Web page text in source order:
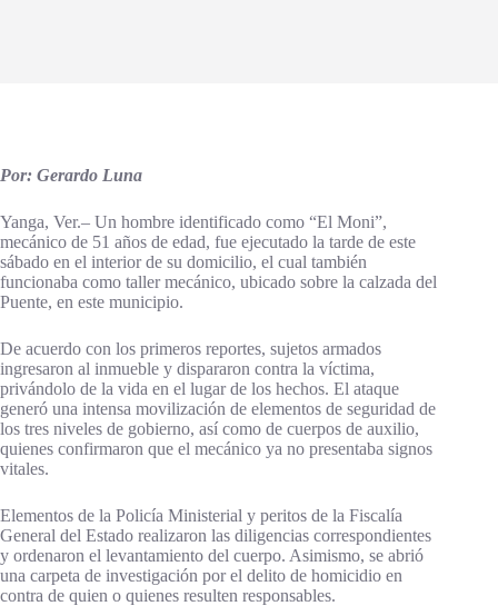
Por: Gerardo Luna
Yanga, Ver.– Un hombre identificado como “El Moni”,
mecánico de 51 años de edad, fue ejecutado la tarde de este
sábado en el interior de su domicilio, el cual también
funcionaba como taller mecánico, ubicado sobre la calzada del
Puente, en este municipio.
De acuerdo con los primeros reportes, sujetos armados
ingresaron al inmueble y dispararon contra la víctima,
privándolo de la vida en el lugar de los hechos. El ataque
generó una intensa movilización de elementos de seguridad de
los tres niveles de gobierno, así como de cuerpos de auxilio,
quienes confirmaron que el mecánico ya no presentaba signos
vitales.
Elementos de la Policía Ministerial y peritos de la Fiscalía
General del Estado realizaron las diligencias correspondientes
y ordenaron el levantamiento del cuerpo. Asimismo, se abrió
una carpeta de investigación por el delito de homicidio en
contra de quien o quienes resulten responsables.